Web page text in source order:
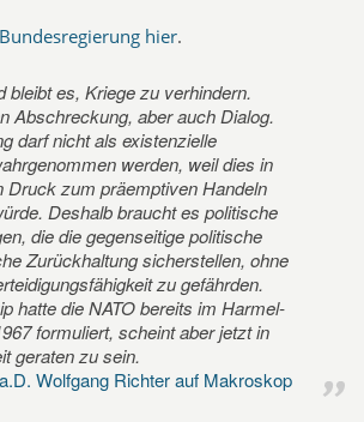
hier.
bleibt es, Kriege zu verhindern.
Abschreckung, aber auch Dialog.
darf nicht als existenzielle
werden, weil dies in
Druck zum präemptiven Handeln
Deshalb braucht es politische
die die gegenseitige politische
Zurückhaltung sicherstellen, ohne
zu gefährden.
hatte die NATO bereits im Harmel-
formuliert, scheint aber jetzt in
geraten zu sein.
Wolfgang Richter auf Makroskop